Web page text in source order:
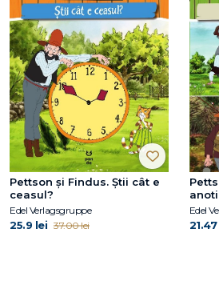
Pettson și Findus. Știi cât e
ceasul?
Edel Verlagsgruppe
25.9 lei 37.00 lei
Edel